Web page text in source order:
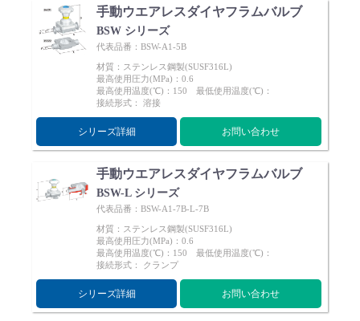
バルブと継手のきほん
説明会・講習会
会社情報
Corporate Blog
手動ウエアレスダイヤフラムバルブ
BSW シリーズ
代表品番：BSW-A1-5B
材質：ステンレス鋼製(SUSF316L)
最高使用圧力(MPa)：0.6
最高使用温度(℃)：150 最低使用温度(℃)：
接続形式： 溶接
シリーズ詳細 お問い合わせ
手動ウエアレスダイヤフラムバルブ
BSW-L シリーズ
代表品番：BSW-A1-7B-L-7B
材質：ステンレス鋼製(SUSF316L)
最高使用圧力(MPa)：0.6
最高使用温度(℃)：150 最低使用温度(℃)：
接続形式： クランプ
シリーズ詳細 お問い合わせ